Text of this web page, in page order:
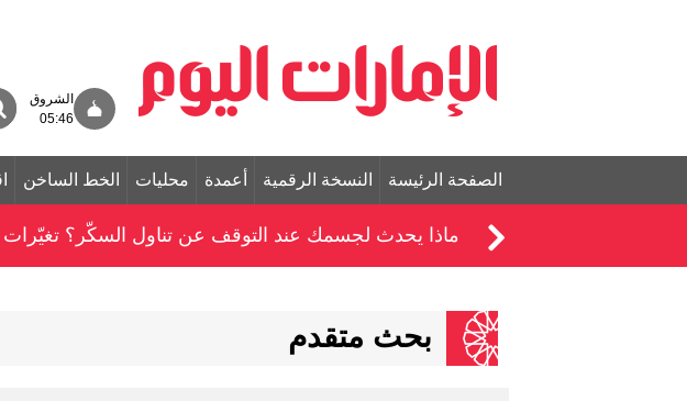
الشروق
05:46
الصفحة الرئيسة النسخة الرقمية أعمدة محليات الخط الساخن
ماذا يحدث لجسمك عند التوقف عن تناول السكّر؟ تغيّرات
بحث متقدم